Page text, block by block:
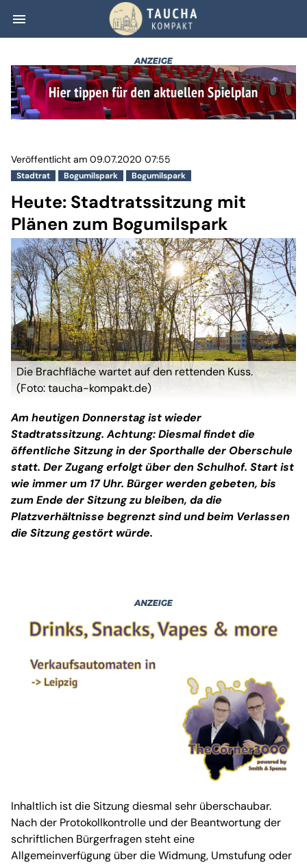
menu Heute:
Stadtrat Bogumilspark Bogumilspark
Veröffentlicht am 09.07.2020 07:55
Heute: Stadtratssitzung mit
Plänen zum Bogumilspark
Die Brachfläche wartet auf den rettenden Kuss.
(Foto: taucha-kompakt.de)
Am heutigen Donnerstag ist wieder
Stadtratssitzung. Achtung: Diesmal findet die
öffentliche Sitzung in der Sporthalle der Oberschule
statt. Der Zugang erfolgt über den Schulhof. Start ist
wie immer um 17 Uhr. Bürger werden gebeten, bis
zum Ende der Sitzung zu bleiben, da die
Platzverhältnisse begrenzt sind und beim Verlassen
die Sitzung gestört würde.
Inhaltlich ist die Sitzung diesmal sehr überschaubar.
Nach der Protokollkontrolle und der Beantwortung der
schriftlichen Bürgerfragen steht eine
Allgemeinverfügung über die Widmung, Umstufung oder